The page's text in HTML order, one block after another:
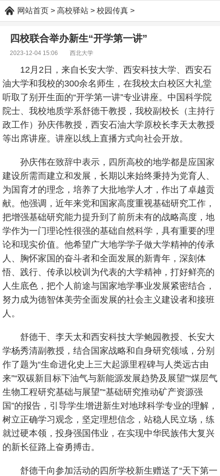
网站首页 > 高校驿站 > 校园传真 >
四校联合举办新生“开学第一讲”
2023-12-04 15:06 西北大学
12月2日，来自长安大学、西安科技大学、西安石
油大学和我校的300余名师生，在我校太白校区大礼堂
听取了别开生面的“开学第一讲”专业讲座。中国科学院
院士、我校地质学系舒德干教授，我校副校长（主持行
政工作）孙庆伟教授，西安石油大学原校长李天太教授
等出席讲座。讲座以线上直播方式向社会开放。
孙庆伟在致辞中表示，四所高校的地学都是应国家
建设所需而建立和发展，长期以来始终秉持为党育人、
为国育才的理念，培养了大批地学人才，作出了卓越贡
献。他强调，近年来党和国家高度重视基础研究工作，
把增强基础研究能力提升到了前所未有的战略高度，地
学作为一门理论性很强的基础自然科学，具有重要的理
论和现实价值。他希望广大地学学子做大学精神的传承
人、胸怀家国的奋斗者和全面发展的新青年，深刻体
悟、践行、传承以校训为代表的大学精神，打好鲜亮的
人生底色，把个人前途与国家地学事业发展紧密结合，
努力成为德智体美劳全面发展的社会主义建设者和接班
人。
舒德干、李天太和西安科技大学鲍园教授、长安大
学杨秀清副教授，结合国家战略和自身研究领域，分别
作了题为“生命进化史上三大起源里程碑与人类远古由
来”“双碳新目标下油气与新能源发展趋势及展望”“煤层气
生物工程研究基础与展望”“基础研究推动矿产资源强
国”的报告，引导学生增进新生对地球科学专业的理解，
树立正确学习观念，坚定理想信念，站稳人民立场，练
就过硬本领，投身强国伟业，在实现中华民族伟大复兴
的新长征路上奋勇搏击。
舒德干向参加活动的四所学校新生赠送了“天下第一